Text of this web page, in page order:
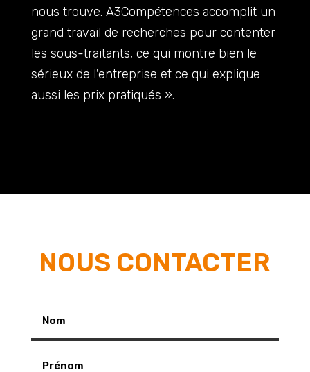
nous trouve. A3Compétences accomplit un
grand travail de recherches pour contenter
les sous-traitants, ce qui montre bien le
sérieux de l'entreprise et ce qui explique
aussi les prix pratiqués ».
NOUS CONTACTER